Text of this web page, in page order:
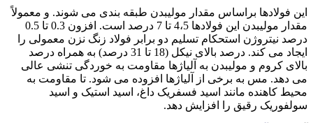
این فولادها براساس مقدار مولیبدن طبقه بندی می شوند. و معمولاً
مقدار مولیبدن این فولادها 4،5 تا 7 درصد است. افزون 0.3 تا 0.5
درصد نیتروژن استحکام تسلیم دو برابر فولاد زنگ نزن معمولی را
ایجاد می کند. درصد بالای نیکل (18 تا 31 درصد) به همراه درصد
بالای کروم و مولیبدن به آلیاژها مقاومت به خوردگی تنشی عالی
می دهد. مس به برخی از آلیاژها افزوده می شود. تا مقاومت به
محیط کاهنده مانند اسید فسفریک داغ، اسید استیک و اسید
سولفوریک رقیق را افزایش دهد.